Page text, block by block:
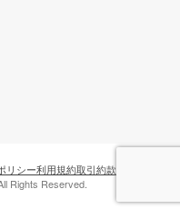
リシー利用規約取引約款
Rights Reserved.